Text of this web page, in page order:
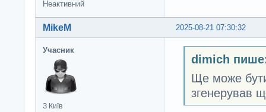
Неактивний
2025-08-21 07:30:32
MikeM
Учасник
З Київ
dimich
Ще може
згенерував